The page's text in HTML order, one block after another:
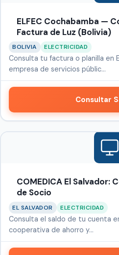
ELFEC Cochabamba —
Factura de Luz (Bolivia)
BOLIVIA ELECTRICIDAD
Consulta tu factura o planilla en
empresa de servicios públic…
Consultar
COMEDICA El Salvador:
de Socio
EL SALVADOR ELECTRICIDAD
Consulta el saldo de tu cuenta
cooperativa de ahorro y…